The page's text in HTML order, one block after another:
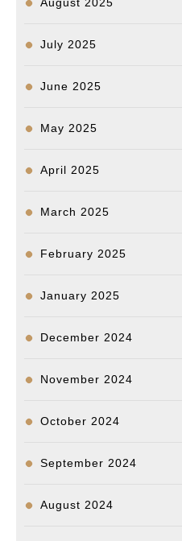
July 2025
June 2025
May 2025
April 2025
March 2025
February 2025
January 2025
December 2024
November 2024
October 2024
September 2024
August 2024